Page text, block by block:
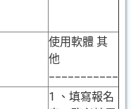
使用軟體 其
他
1
、填寫報名